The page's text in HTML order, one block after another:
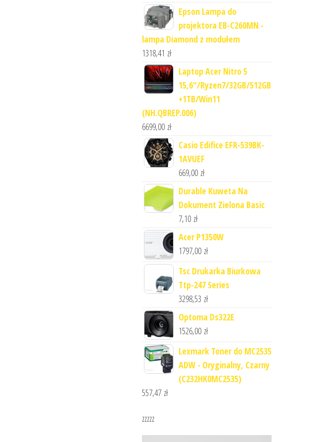
Epson Lampa do
projektora EB-C260MN -
lampa Diamond z modułem
1318,41 zł
Laptop Acer Nitro 5
15,6"/Ryzen7/32GB/512GB
+1TB/Win11
(NH.QBREP.006)
6699,00 zł
Casio Edifice EFR-539BK-
1AVUEF
669,00 zł
Durable Kuweta Na
Dokument Zielona Basic
7,10 zł
Acer P1350W
1797,00 zł
Tsc Drukarka Biurkowa
Ttp-247 Series
3298,53 zł
Optoma Ds322E
1526,00 zł
Lexmark Toner do MC2535
ADW - Oryginalny, Czarny
(C232HK0MC2535)
557,47 zł
zzzzz